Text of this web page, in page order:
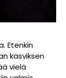
Etenkin
kasviksen
vielä